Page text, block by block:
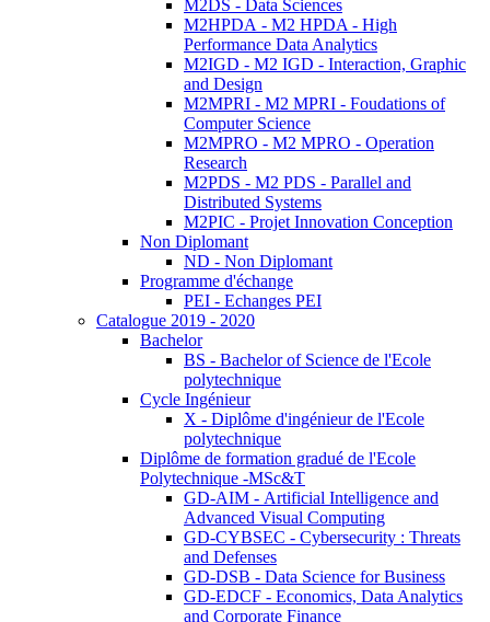
M2DS - Data Sciences
M2HPDA - M2 HPDA - High
Performance Data Analytics
M2IGD - M2 IGD - Interaction, Graphic
and Design
M2MPRI - M2 MPRI - Foudations of
Computer Science
M2MPRO - M2 MPRO - Operation
Research
M2PDS - M2 PDS - Parallel and
Distributed Systems
M2PIC - Projet Innovation Conception
Non Diplomant
ND - Non Diplomant
Programme d'échange
PEI - Echanges PEI
Catalogue 2019 - 2020
Bachelor
BS - Bachelor of Science de l'Ecole
polytechnique
Cycle Ingénieur
X - Diplôme d'ingénieur de l'Ecole
polytechnique
Diplôme de formation gradué de l'Ecole
Polytechnique -MSc&T
GD-AIM - Artificial Intelligence and
Advanced Visual Computing
GD-CYBSEC - Cybersecurity : Threats
and Defenses
GD-DSB - Data Science for Business
GD-EDCF - Economics, Data Analytics
and Corporate Finance